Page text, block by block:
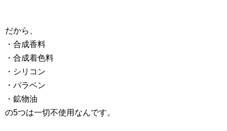
だから、
・合成香料
・合成着色料
・シリコン
・パラベン
・鉱物油
の5つは一切不使用なんです。